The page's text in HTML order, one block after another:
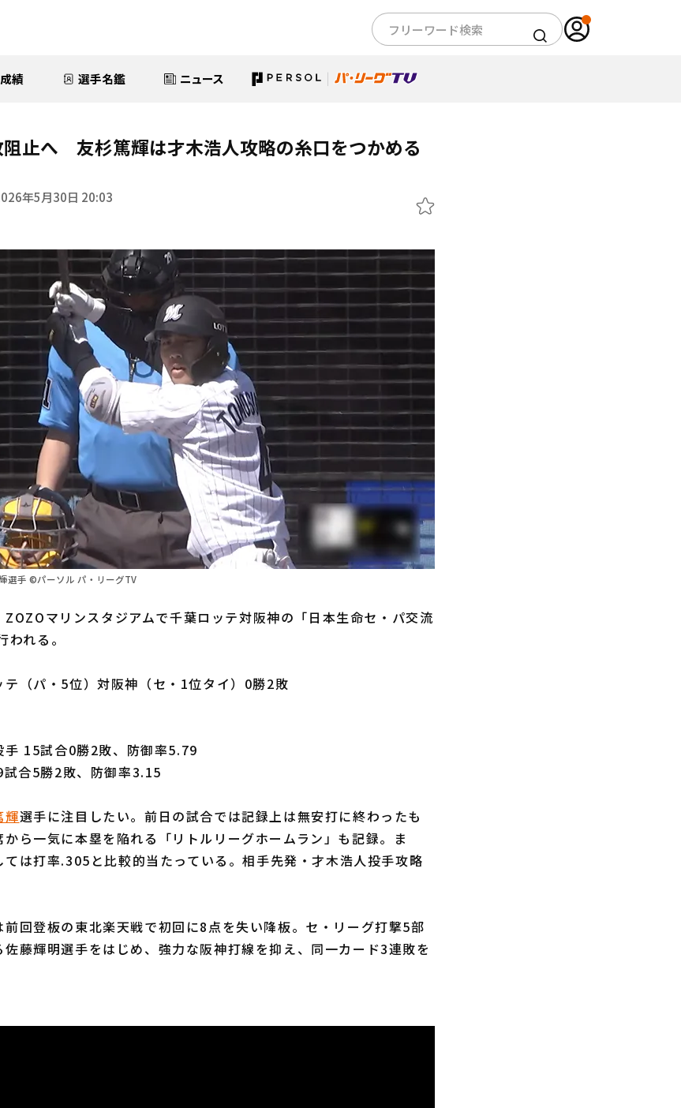
績 選手名鑑 ニュース
止へ 友杉篤輝は才木浩人攻略の糸口をつかめる
年5月30日 20:03
選手 ©パーソル パ・リーグTV
マリンスタジアムで千葉ロッテ対阪神の「日本生命セ・パ交流
れる。
テ（パ・5位）対阪神（セ・1位タイ）0勝2敗
手 15試合0勝2敗、防御率5.79
合5勝2敗、防御率3.15
輝選手に注目したい。前日の試合では記録上は無安打に終わったも
ら一気に本塁を陥れる「リトルリーグホームラン」も記録。ま
は打率.305と比較的当たっている。相手先発・才木浩人投手攻略
前回登板の東北楽天戦で初回に8点を失い降板。セ・リーグ打撃5部
藤輝明選手をはじめ、強力な阪神打線を抑え、同一カード3連敗を